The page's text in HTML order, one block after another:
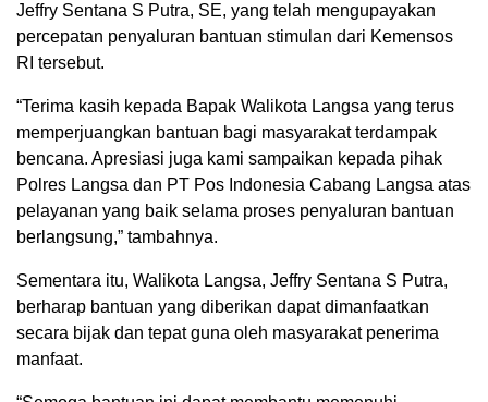
Jeffry Sentana S Putra, SE, yang telah mengupayakan
percepatan penyaluran bantuan stimulan dari Kemensos
RI tersebut.
“Terima kasih kepada Bapak Walikota Langsa yang terus
memperjuangkan bantuan bagi masyarakat terdampak
bencana. Apresiasi juga kami sampaikan kepada pihak
Polres Langsa dan PT Pos Indonesia Cabang Langsa atas
pelayanan yang baik selama proses penyaluran bantuan
berlangsung,” tambahnya.
Sementara itu, Walikota Langsa, Jeffry Sentana S Putra,
berharap bantuan yang diberikan dapat dimanfaatkan
secara bijak dan tepat guna oleh masyarakat penerima
manfaat.